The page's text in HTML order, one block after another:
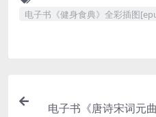
电子书《健身食典》全彩插图
电子书《唐诗宋词元